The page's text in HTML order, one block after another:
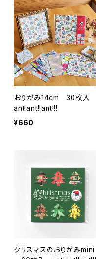
おりがみ14cm 30枚入
ant!ant!!ant!!!
¥660
クリスマスのおりがみmini